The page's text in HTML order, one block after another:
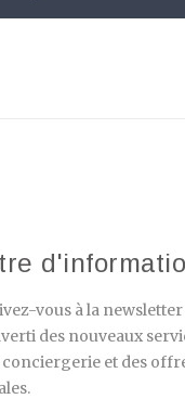
vous à la
des nouveaux
et des